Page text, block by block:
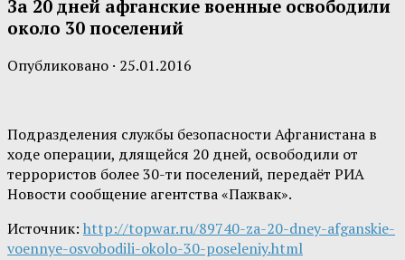
За 20 дней афганские военные освободили
около 30 поселений
Опубликовано · 25.01.2016
Подразделения службы безопасности Афганистана в
ходе операции, длящейся 20 дней, освободили от
террористов более 30-ти поселений, передаёт РИА
Новости сообщение агентства «Пажвак».
Источник: http://topwar.ru/89740-za-20-dney-afganskie-
voennye-osvobodili-okolo-30-poseleniy.html